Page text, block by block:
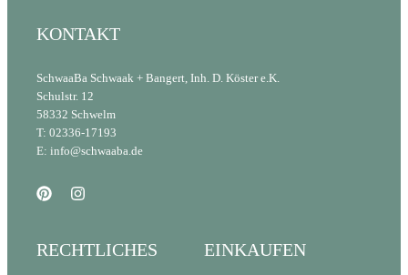
KONTAKT
SchwaaBa Schwaak + Bangert, Inh. D. Köster e.K.
Schulstr. 12
58332 Schwelm
T: 02336-17193
E: info@schwaaba.de
RECHTLICHES EINKAUFEN